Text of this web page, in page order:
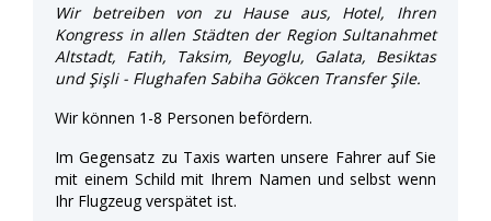
Wir betreiben von zu Hause aus, Hotel, Ihren
Kongress in allen Städten der Region Sultanahmet
Altstadt, Fatih, Taksim, Beyoglu, Galata, Besiktas
und Şişli - Flughafen Sabiha Gökcen Transfer Şile.
Wir können 1-8 Personen befördern.
Im Gegensatz zu Taxis warten unsere Fahrer auf Sie
mit einem Schild mit Ihrem Namen und selbst wenn
Ihr Flugzeug verspätet ist.